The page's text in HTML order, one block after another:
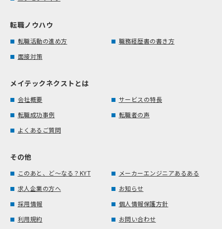
転職ノウハウ
転職活動の進め方
職務経歴書の書き方
面接対策
メイテックネクストとは
会社概要
サービスの特長
転職成功事例
転職者の声
よくあるご質問
その他
このあと、ど～なる？KYT
メーカーエンジニアあるある
求人企業の方へ
お知らせ
採用情報
個人情報保護方針
利用規約
お問い合わせ